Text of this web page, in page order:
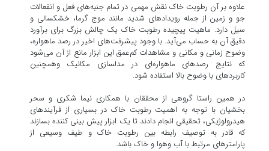
علاوه بر آن رطوبت خاک نقش مهمی در تمام جنبه‌های فعل و انفعالات
جو و زمین از جمله رویدادهای شدید مانند موج گرما، خشکسالی و
سیل دارد. ماهیت پیچیده رطوبت خاک یک چالش بزرگ برای برآورد
دقیق آن به حساب می‌آید. با وجود پیشرفت‌های اخیر در رصد ماهواره،
وضوح زمانی و مکانی و مشاهدات کم‌عمق این ابزار مانع از آن می‌شود
که نتایج رصدهای ماهواره‌ای در مدلسازی مکانیک وهمچنین
کاربردهای با وضوح بالا استفاده شود.
در همین راستا گروهی از محققان با همکاری نیما شکری و سحر
بخشیان با توجه به اهمیت رطوبت خاک در بسیاری از فرآیندهای
هیدرولوژیکی، تحقیقی انجام دادند تا یک ابزار پیش بینی کننده بسازند
که قادر به توصیف رابطه بین رطوبت خاک و طیف وسیعی از
پارامترهای مرتبط با آب وهوا و خاک باشد.